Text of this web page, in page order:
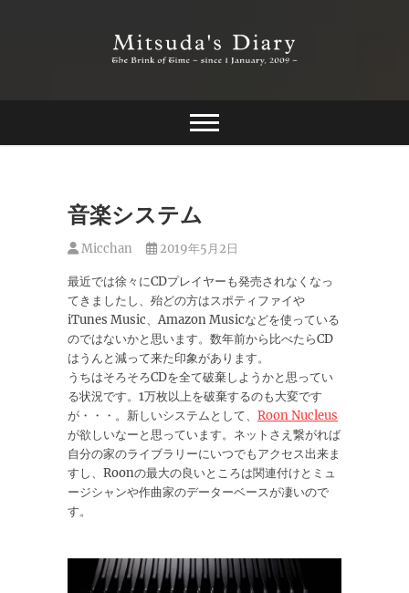
Mitsuda's Diary
音楽システム
Micchan 2019年5月2日
最近では徐々にCDプレイヤーも発売されなくなっ
てきましたし、殆どの方はスポティファイや
iTunes Music、Amazon Musicなどを使っている
のではないかと思います。数年前から比べたらCD
はうんと減って来た印象があります。
うちはそろそろCDを全て破棄しようかと思ってい
る状況です。1万枚以上を破棄するのも大変です
が・・・。新しいシステムとして、 Roon Nucleus
が欲しいなーと思っています。ネットさえ繋がれば
自分の家のライブラリーにいつでもアクセス出来ま
すし、Roonの最大の良いところは関連付けとミュ
ージシャンや作曲家のデーターベースが凄いので
す。